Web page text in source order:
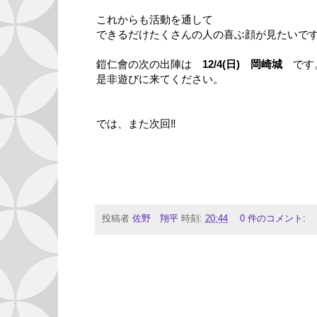
これからも活動を通して
できるだけたくさんの人の喜ぶ顔が見たいで
鎧仁會の次の出陣は 12/4(日) 岡崎城 です
是非遊びに来てください。
では、また次回‼︎
投稿者 佐野 翔平 時刻: 20:44 0 件のコメント: